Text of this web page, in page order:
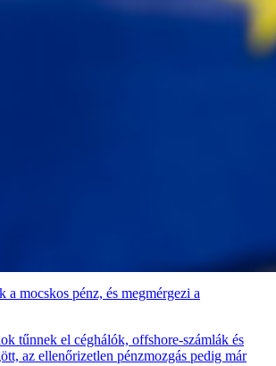
a mocskos pénz, és megmérgezi a
tűnnek el céghálók, offshore-számlák és
az ellenőrizetlen pénzmozgás pedig már